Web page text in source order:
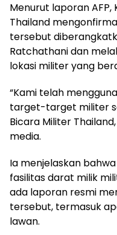
Menurut laporan
Thailand
tersebut
Ratchathani dan
lokasi militer yang
“Kami telah
target-target militer
Bicara Militer
media.
Ia menjelaskan
fasilitas darat milik
ada laporan resmi
tersebut, termasuk
lawan.